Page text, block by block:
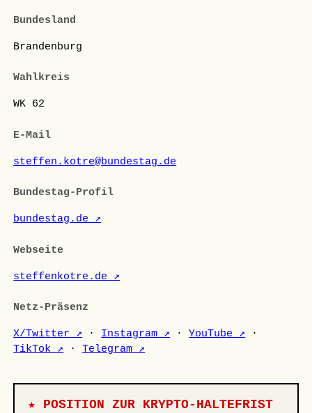
Bundesland
Brandenburg
Wahlkreis
WK 62
E-Mail
steffen.kotre@bundestag.de
Bundestag-Profil
bundestag.de ↗
Webseite
steffenkotre.de ↗
Netz-Präsenz
X/Twitter ↗ · Instagram ↗ ·YouTube ↗ ·
TikTok ↗ ·Telegram ↗
★ POSITION ZUR KRYPTO-HALTEFRIST